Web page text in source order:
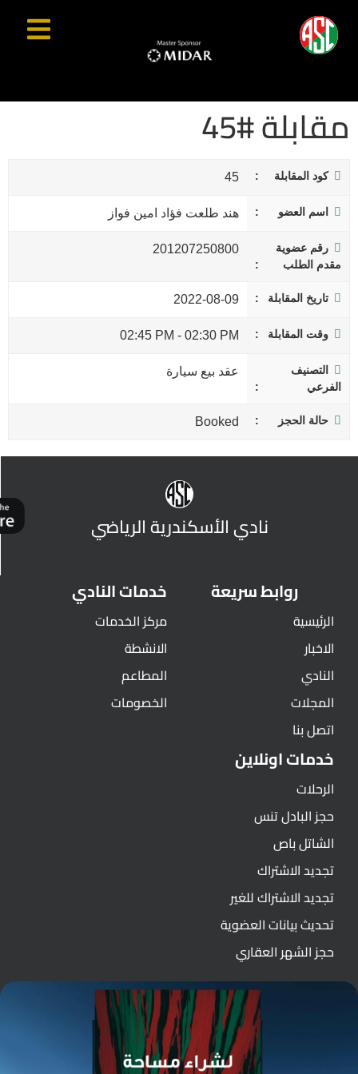
مقابلة #45
كود المقابلة 45
اسم العضو هند طلعت فؤاد امين فواز
رقم عضوية
مقدم الطلب
201207250800
تاريخ المقابلة 2022-08-09
وقت المقابلة 02:30 PM
-
02:45 PM
التصنيف
الفرعي
عقد بيع سيارة
حالة الحجز Booked
نادي الأسكندرية الرياضي
روابط سريعة
الرئيسية
الاخبار
النادي
المجلات
اتصل بنا
خدمات النادي
مركز الخدمات
الانشطة
المطاعم
الخصومات
خدمات اونلاين
الرحلات
حجز البادل تنس
الشاتل باص
تجديد الاشتراك
تجديد الاشتراك للغير
تحديث بيانات العضوية
حجز الشهر العقاري